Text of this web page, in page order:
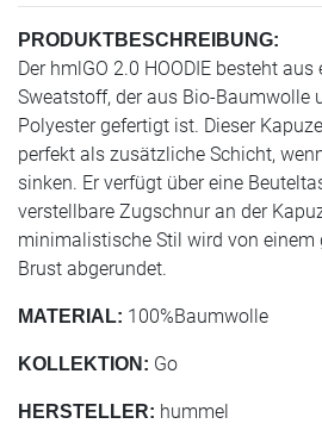
PRODUKTBESCHREIBUNG:
Der hmlGO 2.0 HOODIE besteht
Sweatstoff, der aus Bio-Baumwolle
Polyester gefertigt ist. Dieser
perfekt als zusätzliche Schicht,
sinken. Er verfügt über eine
verstellbare Zugschnur an der
minimalistische Stil wird von einem
Brust abgerundet.
MATERIAL: 100%Baumwolle
KOLLEKTION: Go
HERSTELLER: hummel